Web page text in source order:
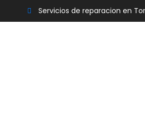
Servicios de reparacion en